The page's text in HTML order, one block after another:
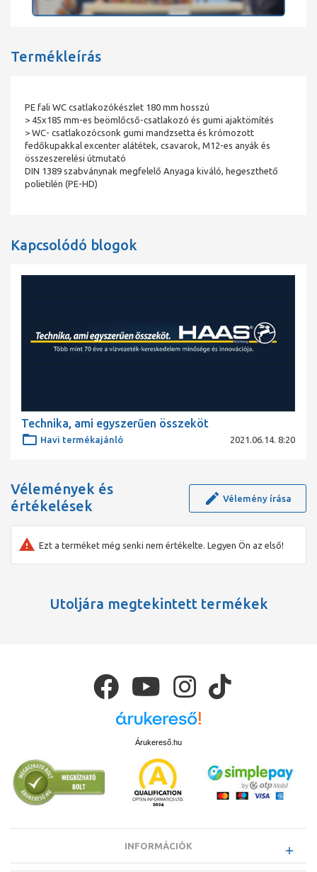
Termékleírás
PE fali WC csatlakozókészlet 180 mm hosszú
> 45x185 mm-es beömlőcső-csatlakozó és gumi ajaktömítés
> WC- csatlakozócsonk gumi mandzsetta és krómozott
fedőkupakkal excenter alátétek, csavarok, M12-es anyák és
összeszerelési útmutató
DIN 1389 szabványnak megfelelő Anyaga kiváló, hegeszthető
polietilén (PE-HD)
Kapcsolódó blogok
Technika, ami egyszerűen összeköt
Havi termékajánló 2021.06.14. 8:20
Vélemények és
értékelések
Vélemény írása
Ezt a terméket még senki nem értékelte. Legyen Ön az első!
Utoljára megtekintett termékek
Árukereső.hu
INFORMÁCIÓK